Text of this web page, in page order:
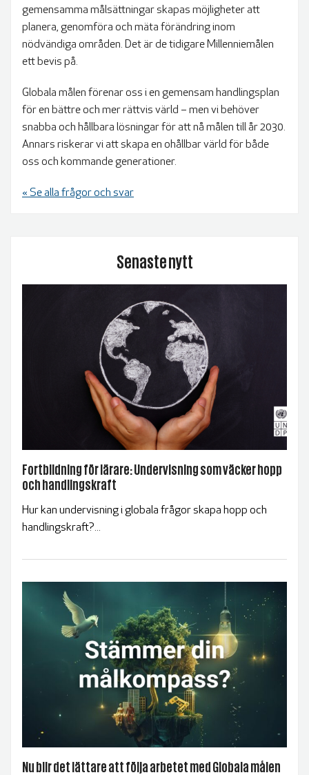
BLIR VÄRLDEN BÄTTRE?
gemensamma målsättningar skapas möjligheter att
planera, genomföra och mäta förändring inom
nödvändiga områden. Det är de tidigare Millenniemålen
ett bevis på.
Globala målen förenar oss i en gemensam handlingsplan
för en bättre och mer rättvis värld – men vi behöver
snabba och hållbara lösningar för att nå målen till år 2030.
Annars riskerar vi att skapa en ohållbar värld för både
oss och kommande generationer.
« Se alla frågor och svar
Senaste nytt
Fortbildning för lärare: Undervisning som väcker hopp
och handlingskraft
Hur kan undervisning i globala frågor skapa hopp och
handlingskraft?...
Nu blir det lättare att följa arbetet med Globala målen